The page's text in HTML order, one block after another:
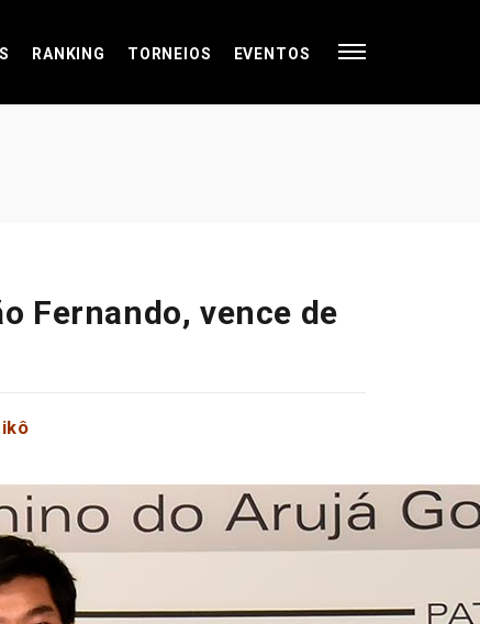
RANKING TORNEIOS EVENTOS
Fernando, vence de